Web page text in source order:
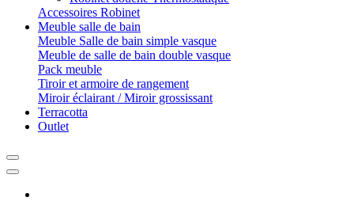
Accessoires Robinet
Meuble salle de bain
Meuble Salle de bain simple vasque
Meuble de salle de bain double vasque
Pack meuble
Tiroir et armoire de rangement
Miroir éclairant / Miroir grossissant
Terracotta
Outlet